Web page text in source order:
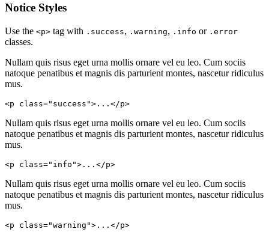
Notice Styles
Use the <p> tag with .success, .warning, .info or .error
classes.
Nullam quis risus eget urna mollis ornare vel eu leo. Cum sociis
natoque penatibus et magnis dis parturient montes, nascetur ridiculus
mus.
<p class="success">...</p>
Nullam quis risus eget urna mollis ornare vel eu leo. Cum sociis
natoque penatibus et magnis dis parturient montes, nascetur ridiculus
mus.
<p class="info">...</p>
Nullam quis risus eget urna mollis ornare vel eu leo. Cum sociis
natoque penatibus et magnis dis parturient montes, nascetur ridiculus
mus.
<p class="warning">...</p>